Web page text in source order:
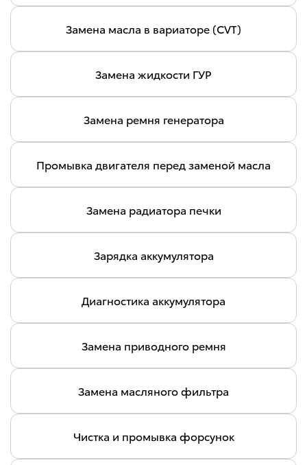
Замена масла в вариаторе (CVT)
Замена жидкости ГУР
Замена ремня генератора
Промывка двигателя перед заменой масла
Замена радиатора печки
Зарядка аккумулятора
Диагностика аккумулятора
Замена приводного ремня
Замена масляного фильтра
Чистка и промывка форсунок